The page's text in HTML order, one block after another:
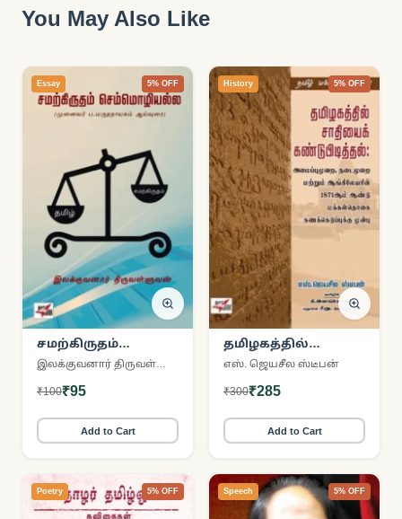
You May Also Like
Essay 5% OFF
சமற்கிருதம்
செம்மொழியல்ல
₹100₹95
Add to Cart
History 5% OFF
தமிழகத்தில்
சாதியைக்
அமைப்புமுறை,
ஆங்கிலேயரின்
1871ஆம் ஆண்டு
மக்கள்தொகை
கணக்கெடுப்புக்கு
முன்பு
எஸ். ஜெயசீல ஸ்டீபன்
₹300₹285
Add to Cart
Poetry 5% OFF Speech 5% OFF